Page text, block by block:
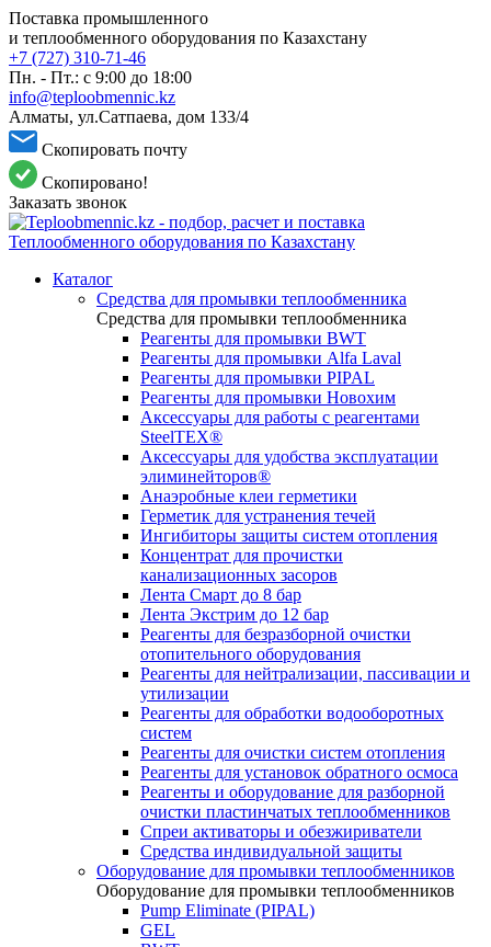
Поставка промышленного
и теплообменного оборудования по Казахстану
+7 (727) 310-71-46
Пн. - Пт.: с 9:00 до 18:00
info@teploobmennic.kz
Алматы, ул.Сатпаева, дом 133/4
Скопировать почту
Скопировано!
Заказать звонок
Каталог
Средства для промывки теплообменника
Средства для промывки теплообменника
Реагенты для промывки BWT
Реагенты для промывки Alfa Laval
Реагенты для промывки PIPAL
Реагенты для промывки Новохим
Аксессуары для работы с реагентами
SteelTEX®
Аксессуары для удобства эксплуатации
элиминейторов®
Анаэробные клеи герметики
Герметик для устранения течей
Ингибиторы защиты систем отопления
Концентрат для прочистки
канализационных засоров
Лента Смарт до 8 бар
Лента Экстрим до 12 бар
Реагенты для безразборной очистки
отопительного оборудования
Реагенты для нейтрализации, пассивации и
утилизации
Реагенты для обработки водооборотных
систем
Реагенты для очистки систем отопления
Реагенты для установок обратного осмоса
Реагенты и оборудование для разборной
очистки пластинчатых теплообменников
Спреи активаторы и обезжириватели
Средства индивидуальной защиты
Оборудование для промывки теплообменников
Оборудование для промывки теплообменников
Pump Eliminate (PIPAL)
GEL